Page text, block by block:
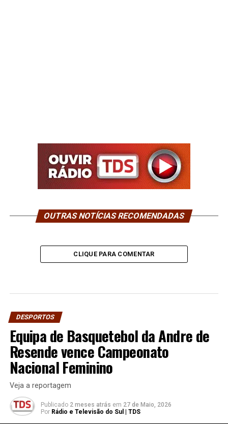
OUTRAS NOTÍCIAS RECOMENDADAS
CLIQUE PARA COMENTAR
DESPORTOS
Equipa de Basquetebol da Andre de
Resende vence Campeonato
Nacional Feminino
Veja a reportagem
Publicado 2 meses atrás em 27 de Maio, 2026
Por Rádio e Televisão do Sul | TDS